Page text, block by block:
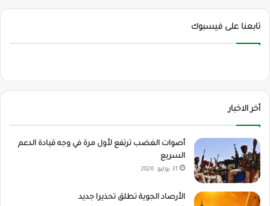
تابعنا على فيسبوك
أخر الاخبار
أصوات الغضب ترتفع لأول مرة في وجه قيادة الدعم
السريع
31 يوليو، 2026
الأرصاد الجوية تطلق تحذيرا جديد